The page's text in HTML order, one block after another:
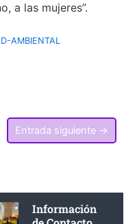
a las mujeres”.
AMBIENTAL
Entrada siguiente →
Información